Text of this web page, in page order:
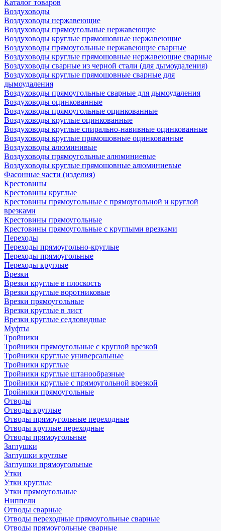
Каталог товаров
Воздуховоды
Воздуховоды нержавеющие
Воздуховоды прямоугольные нержавеющие
Воздуховоды круглые прямошовные нержавеющие
Воздуховоды прямоугольные нержавеющие сварные
Воздуховоды круглые прямошовные нержавеющие сварные
Воздуховоды сварные из черной стали (для дымоудаления)
Воздуховоды круглые прямошовные сварные для
дымоудаления
Воздуховоды прямоугольные сварные для дымоудаления
Воздуховоды оцинкованные
Воздуховоды прямоугольные оцинкованные
Воздуховоды круглые оцинкованные
Воздуховоды круглые спирально-навивные оцинкованные
Воздуховоды круглые прямошовные оцинкованные
Воздуховоды алюминивые
Воздуховоды прямоугольные алюминиевые
Воздуховоды круглые прямошовные алюминиевые
Фасонные части (изделия)
Крестовины
Крестовины круглые
Крестовины прямоугольные с прямоугольной и круглой
врезками
Крестовины прямоугольные
Крестовины прямоугольные с круглыми врезками
Переходы
Переходы прямоугольно-круглые
Переходы прямоугольные
Переходы круглые
Врезки
Врезки круглые в плоскость
Врезки круглые воротниковые
Врезки прямоугольные
Врезки круглые в лист
Врезки круглые седловидные
Муфты
Тройники
Тройники прямоугольные с круглой врезкой
Тройники круглые универсальные
Тройники круглые
Тройники круглые штанообразные
Тройники круглые с прямоугольной врезкой
Тройники прямоугольные
Отводы
Отводы круглые
Отводы прямоугольные переходные
Отводы круглые переходные
Отводы прямоугольные
Заглушки
Заглушки круглые
Заглушки прямоугольные
Утки
Утки круглые
Утки прямоугольные
Ниппели
Отводы сварные
Отводы переходные прямоугольные сварные
Отводы прямоугольные сварные